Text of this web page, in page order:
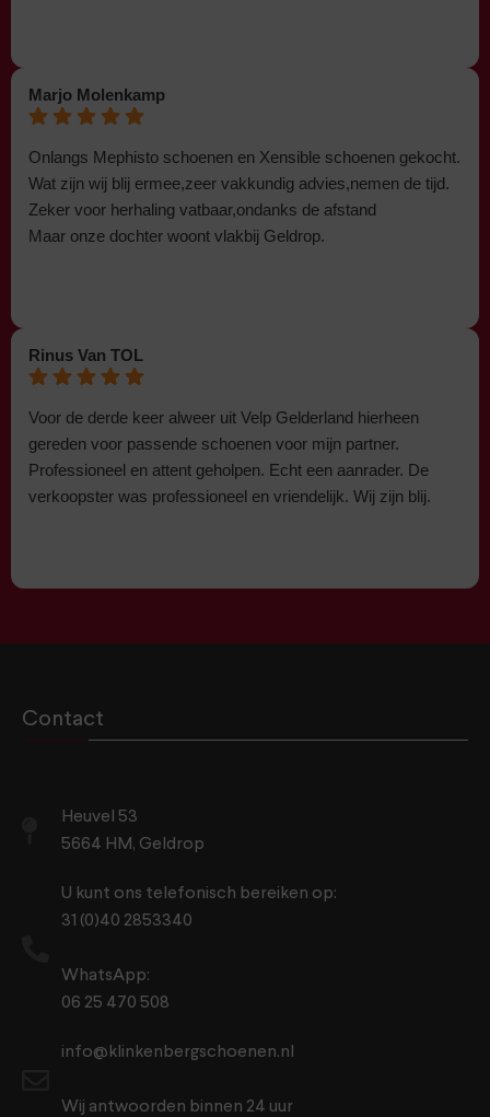
Marjo Molenkamp
Onlangs Mephisto schoenen en Xensible schoenen gekocht.
Wat zijn wij blij ermee,zeer vakkundig advies,nemen de tijd.
Zeker voor herhaling vatbaar,ondanks de afstand
Maar onze dochter woont vlakbij Geldrop.
Rinus Van TOL
Voor de derde keer alweer uit Velp Gelderland hierheen
gereden voor passende schoenen voor mijn partner.
Professioneel en attent geholpen. Echt een aanrader. De
verkoopster was professioneel en vriendelijk. Wij zijn blij.
Contact
Heuvel 53
5664 HM, Geldrop
U kunt ons telefonisch bereiken op:
31 (0)40 2853340
WhatsApp:
06 25 470 508
info@klinkenbergschoenen.nl
Wij antwoorden binnen 24 uur